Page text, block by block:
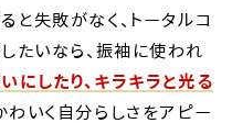
と失敗がなく、トータルコ
たいなら、振袖に使われ
にしたり、キラキラと光る
わいく自分らしさをアピー